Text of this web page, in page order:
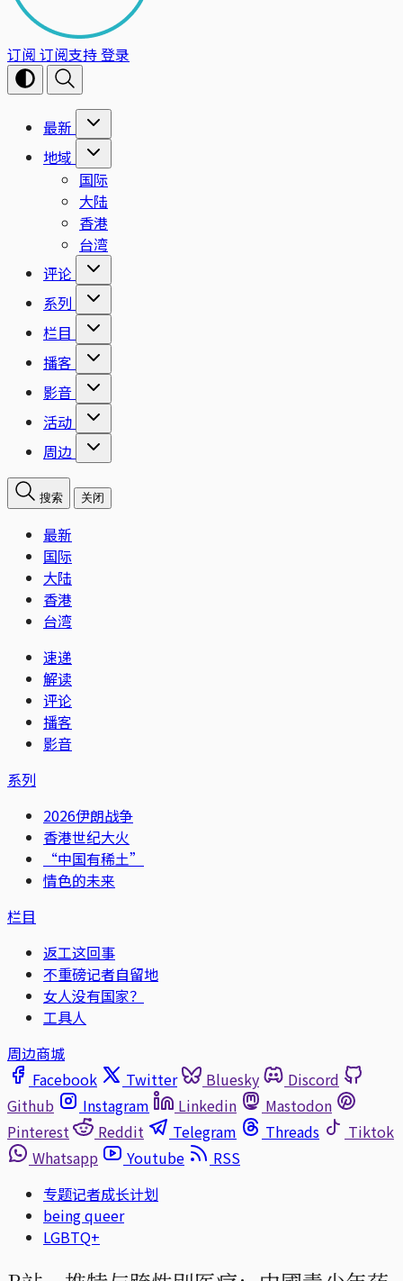
订阅 订阅支持登录
最新
地域
国际
大陆
香港
台湾
评论
系列
栏目
播客
影音
活动
周边
搜索 关闭
最新
国际
大陆
香港
台湾
速递
解读
评论
播客
影音
系列
2026伊朗战争
香港世纪大火
“中国有稀土”
情色的未来
栏目
返工这回事
不重磅记者自留地
女人没有国家？
工具人
周边商城
Facebook
Twitter Bluesky
Discord
Github
Instagram Linkedin
Mastodon
Pinterest
Reddit Telegram Threads
Tiktok
Whatsapp
Youtube
RSS
专题记者成长计划
being queer
LGBTQ+